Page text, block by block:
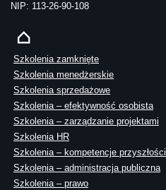
NIP: 113-26-90-108
Szkolenia zamknięte
Szkolenia menedżerskie
Szkolenia sprzedażowe
Szkolenia – efektywność osobista
Szkolenia – zarządzanie projektami
Szkolenia HR
Szkolenia – kompetencje przyszłości
Szkolenia – administracja publiczna
Szkolenia – prawo